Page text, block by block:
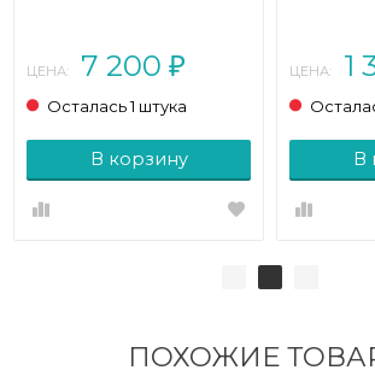
ЦЕНА: 7 200 ₽
Осталась 1 штука
В корзину
ЦЕНА: 1
В
ПОХОЖИЕ